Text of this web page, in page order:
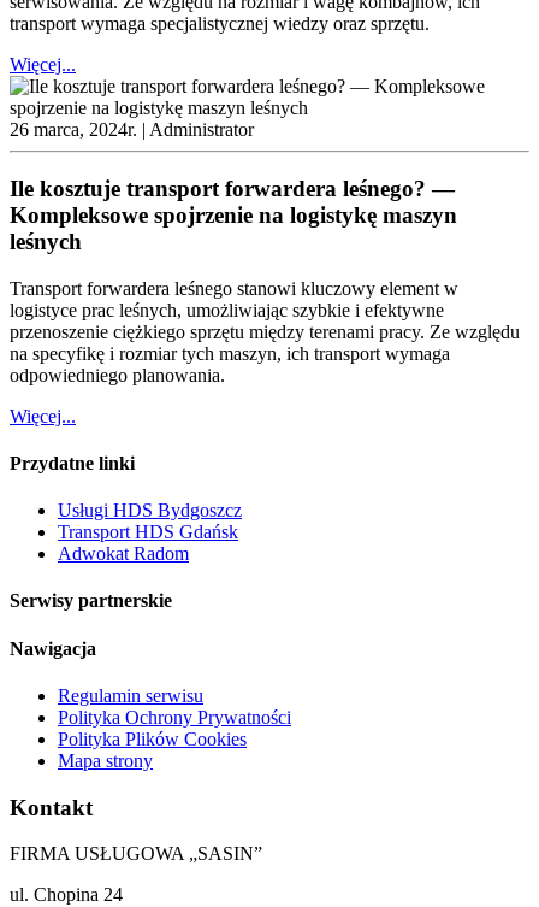
transport wymaga specjalistycznej wiedzy oraz sprzętu.
Więcej...
26 marca, 2024r. | Administrator
Ile kosztuje transport forwardera leśnego? —
Kompleksowe spojrzenie na logistykę maszyn
leśnych
Transport forwardera leśnego stanowi kluczowy element w
logistyce prac leśnych, umożliwiając szybkie i efektywne
przenoszenie ciężkiego sprzętu między terenami pracy. Ze względu
na specyfikę i rozmiar tych maszyn, ich transport wymaga
odpowiedniego planowania.
Więcej...
Przydatne linki
Usługi HDS Bydgoszcz
Transport HDS Gdańsk
Adwokat Radom
Serwisy partnerskie
Nawigacja
Regulamin serwisu
Polityka Ochrony Prywatności
Polityka Plików Cookies
Mapa strony
Kontakt
FIRMA USŁUGOWA „SASIN”
ul. Chopina 24